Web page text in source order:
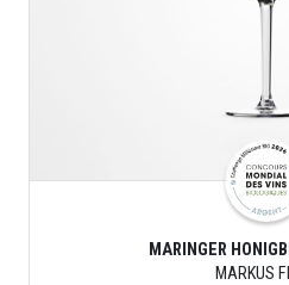
MARINGER
MARKUS